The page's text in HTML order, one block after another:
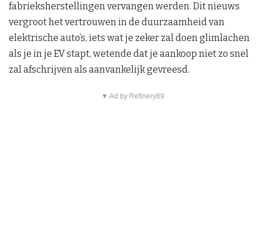
fabrieksherstellingen vervangen werden. Dit nieuws
vergroot het vertrouwen in de duurzaamheid van
elektrische auto’s, iets wat je zeker zal doen glimlachen
als je in je EV stapt, wetende dat je aankoop niet zo snel
zal afschrijven als aanvankelijk gevreesd.
▼ Ad by Refinery89